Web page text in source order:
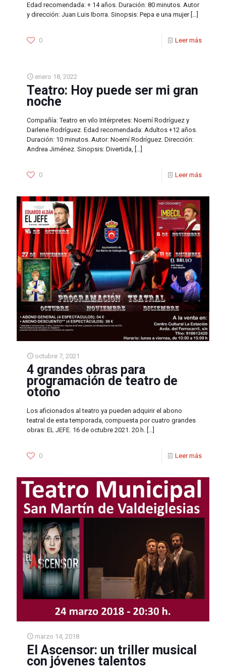
Edad recomendada: + 14 años. Duración: 80 minutos. Autor
y dirección: Juan Luis Iborra. Sinopsis: Pepa e una mujer[…]
0 Leer más
enero 18, 2022
Teatro: Hoy puede ser mi gran
noche
Compañía: Teatro en vilo Intérpretes: Noemí Rodríguez y
Darlene Rodríguez. Edad recomendada: Adultos +12 años.
Duración: 10 minutos. Autor: Noemí Rodríguez. Dirección:
Andrea Jiménez. Sinopsis: Divertida, […]
0 Leer más
octubre 7, 2021
4 grandes obras para
programación de teatro de
otoño
Los aficionados al teatro ya pueden adquirir el abono
teatral de esta temporada, compuesta por cuatro grandes
obras: EL JEFE. 16 de octubre 2021. 20 h. […]
0 Leer más
marzo 14, 2018
El Ascensor: un triller musical
con jóvenes talentos